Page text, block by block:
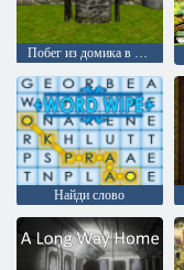
Побег из домика в лесу: эпизод 1
Найди слово